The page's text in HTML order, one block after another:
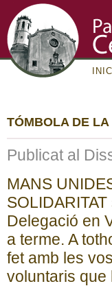
INICI
TÓMBOLA DE
Publicat al
MANS
Delegació en
a terme. A
fet amb les
voluntaris que